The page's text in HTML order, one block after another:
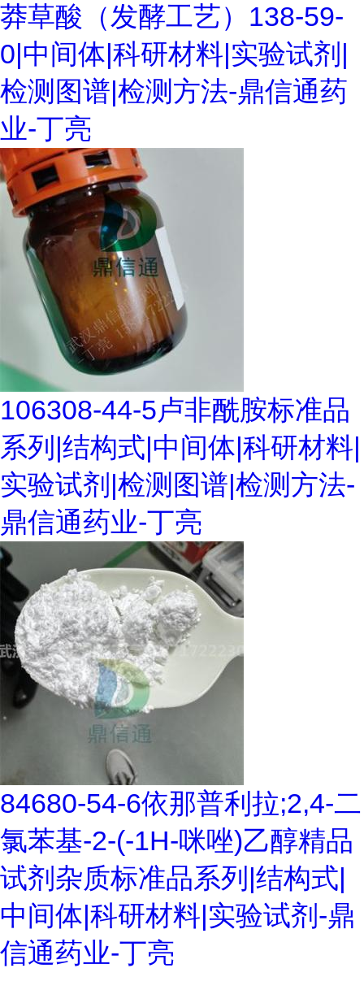
莽草酸（发酵工艺）138-59-
0|中间体|科研材料|实验试剂|
检测图谱|检测方法-鼎信通药
业-丁亮
106308-44-5卢非酰胺标准品
系列|结构式|中间体|科研材料|
实验试剂|检测图谱|检测方法-
鼎信通药业-丁亮
84680-54-6依那普利拉;2,4-二
氯苯基-2-(-1H-咪唑)乙醇精品
试剂杂质标准品系列|结构式|
中间体|科研材料|实验试剂-鼎
信通药业-丁亮